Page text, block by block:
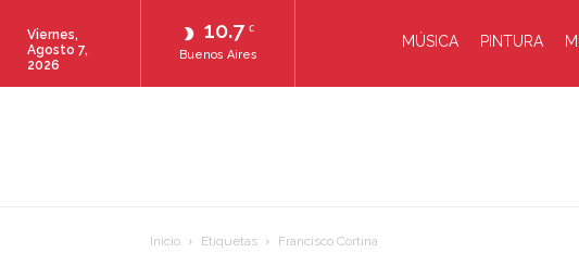
10.7 C
Buenos Aires
Viernes,
Agosto 7,
2026
MÚSICA PINTURA
Inicio Etiquetas Francisco Cortina